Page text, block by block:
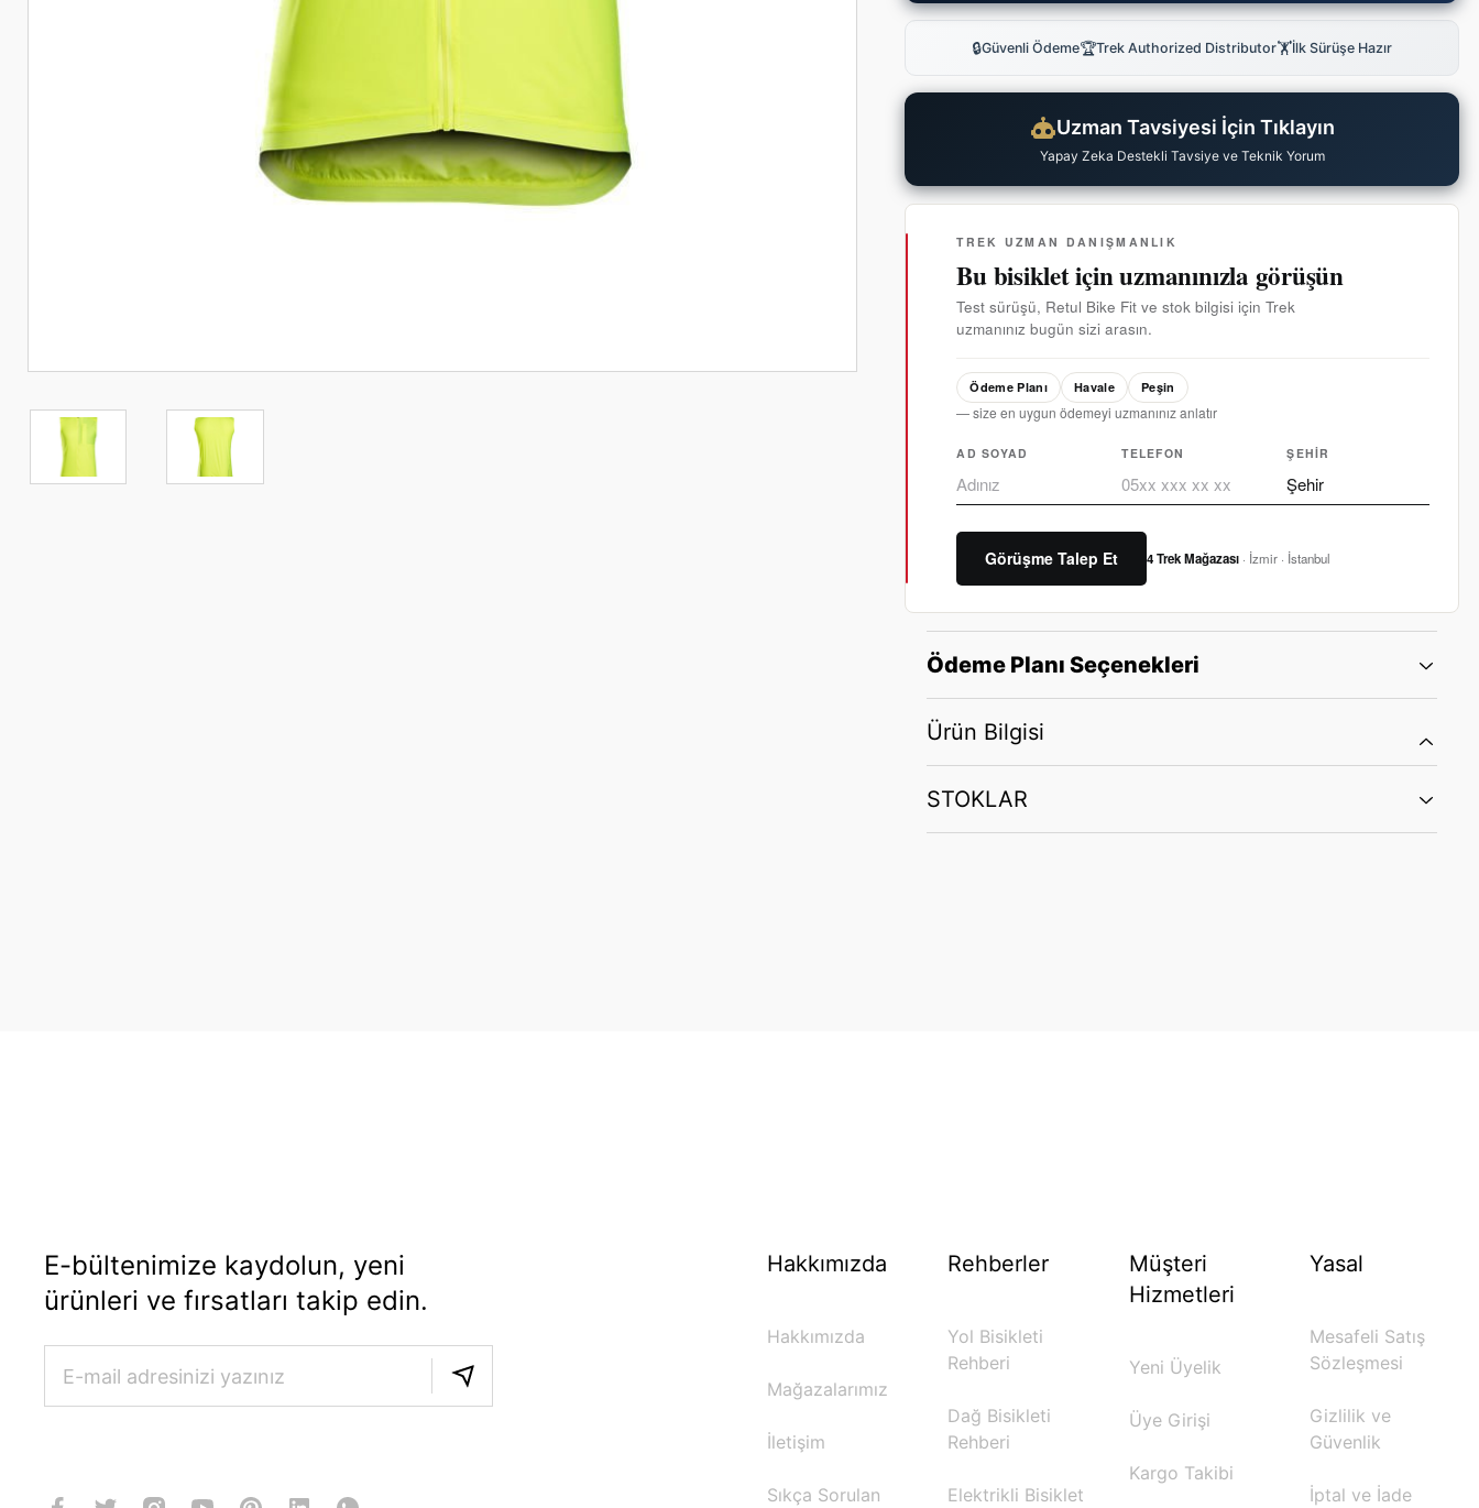
🔒Güvenli Ödeme🏆Trek Authorized Distributor🏋İlk Sürüşe Hazır
Uzman Tavsiyesi İçin Tıklayın
Yapay Zeka Destekli Tavsiye ve Teknik Yorum
TREK UZMAN DANIŞMANLIK
Bu bisiklet için uzmanınızla görüşün
Test sürüşü, Retul Bike Fit ve stok bilgisi için Trek
uzmanınız bugün sizi arasın.
Ödeme Planı Havale Peşin
— size en uygun ödemeyi uzmanınız anlatır
AD SOYAD TELEFON ŞEHIR
Görüşme Talep Et 4 Trek Mağazası · İzmir · İstanbul
Ödeme Planı Seçenekleri
Ürün Bilgisi
STOKLAR
E-bültenimize kaydolun, yeni
ürünleri ve fırsatları takip edin.
Hakkımızda
Hakkımızda
Mağazalarımız
İletişim
Sıkça Sorulan
Rehberler
Yol Bisikleti
Rehberi
Dağ Bisikleti
Rehberi
Elektrikli Bisiklet
Müşteri
Hizmetleri
Yeni Üyelik
Üye Girişi
Kargo Takibi
Yasal
Mesafeli Satış
Sözleşmesi
Gizlilik ve
Güvenlik
İptal ve İade